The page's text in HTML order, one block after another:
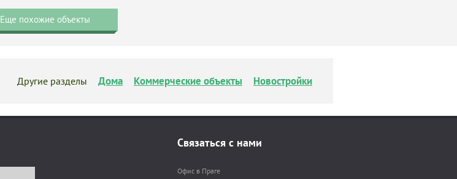
Еще похожие объекты
Другие разделы Дома Коммерческие объекты Новостройки
Связаться с нами
Офис в Праге